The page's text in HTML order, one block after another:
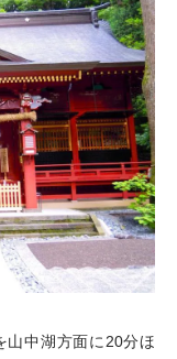
山中湖方面に20分ほ